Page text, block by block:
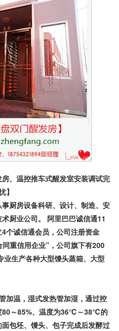
、温控推车式醒发室安装调试完
】
事厨房设备科研、设计、制造、安
厨业公司。 阿里巴巴诚信通11
个诚信通会员，公司注册资金
重信用企业”，公司旗下有200
生产各种大型馒头蒸箱、大型
加温，湿式发热管加湿，通过控
80～85%、温度为36℃～38℃的
包坯、馒头、包子完成后发酵过